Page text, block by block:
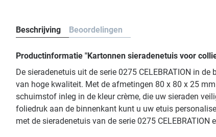
Beschrijving Beoordelingen
Productinformatie "Kartonnen sieradenetuis voor
De sieradenetuis uit de serie 0275 CELEBRATION in
van hoge kwaliteit. Met de afmetingen 80 x 80 x 25
schuimstof inleg in de kleur crème, die uw sieraden
foliedruk aan de binnenkant kunt u uw etuis
met de sieradenetuis van de serie 0275